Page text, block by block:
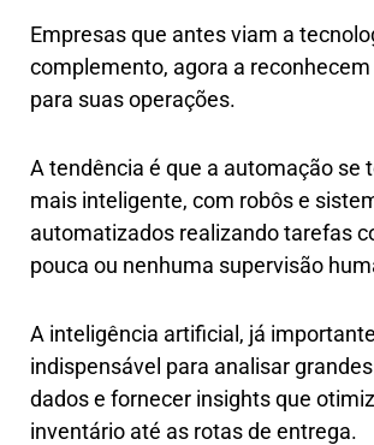
Empresas que antes viam a
complemento, agora a reconhecem
para suas operações.
A tendência é que a automação se
mais inteligente, com robôs e
automatizados realizando tarefas
pouca ou nenhuma supervisão
A inteligência artificial, já
indispensável para analisar
dados e fornecer insights que
inventário até as rotas de entrega.